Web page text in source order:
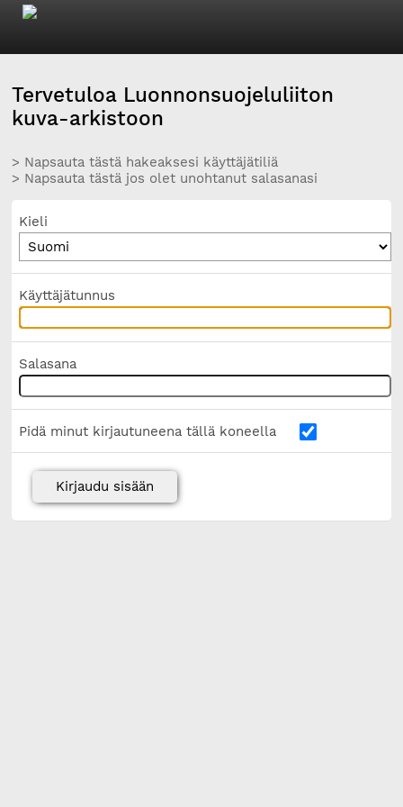
Tervetuloa Luonnonsuojeluliiton
kuva-arkistoon
> Napsauta tästä hakeaksesi käyttäjätiliä
> Napsauta tästä jos olet unohtanut salasanasi
Kieli
Käyttäjätunnus
Salasana
Pidä minut kirjautuneena tällä koneella